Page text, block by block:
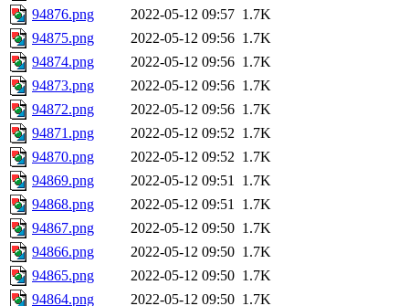
94876.png
2022-05-12 09:57 1.7K
94875.png
2022-05-12 09:56 1.7K
94874.png
2022-05-12 09:56 1.7K
94873.png
2022-05-12 09:56 1.7K
94872.png
2022-05-12 09:56 1.7K
94871.png
2022-05-12 09:52 1.7K
94870.png
2022-05-12 09:52 1.7K
94869.png
2022-05-12 09:51 1.7K
94868.png
2022-05-12 09:51 1.7K
94867.png
2022-05-12 09:50 1.7K
94866.png
2022-05-12 09:50 1.7K
94865.png
2022-05-12 09:50 1.7K
94864.png
2022-05-12 09:50 1.7K